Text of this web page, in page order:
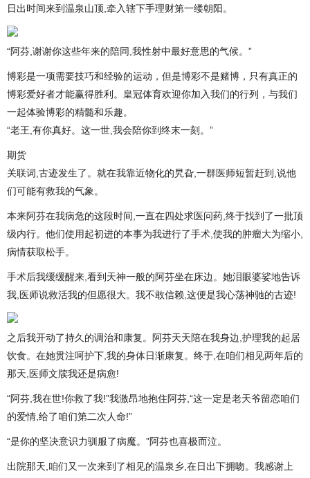
日出时间来到温泉山顶,牵入辖下手理财第一缕朝阳。
“阿芬,谢谢你这些年来的陪同,我性射中最好意思的气候。”
博彩是一项需要技巧和经验的运动，但是博彩不是赌博，只有真正的
博彩爱好者才能赢得胜利。皇冠体育欢迎你加入我们的行列，与我们
一起体验博彩的精髓和乐趣。
“老王,有你真好。这一世,我会陪你到终末一刻。”
期货
关联词,古迹发生了。就在我靠近物化的旯旮,一群医师短暂赶到,说他
们可能有救我的气象。
本来阿芬在我病危的这段时间,一直在四处求医问药,终于找到了一批顶
级内行。他们使用起初进的本事为我进行了手术,使我的肿瘤大为缩小,
病情获取松手。
手术后我缓缓醒来,看到天神一般的阿芬坐在床边。她泪眼婆娑地告诉
我,医师说救活我的但愿很大。我不敢信赖,这便是我心荡神驰的古迹!
之后我开动了持久的调治和康复。阿芬天天陪在我身边,护理我的起居
饮食。在她贯注呵护下,我的身体日渐康复。终于,在咱们相见两年后的
那天,医师文牍我还是病愈!
“阿芬,我在世!你救了我!”我激昂地抱住阿芬,“这一定是老天爷留恋咱们
的爱情,给了咱们第二次人命!”
“是你的坚决意识力驯服了病魔。”阿芬也喜极而泣。
出院那天,咱们又一次来到了相见的温泉乡,在日出下拥吻。我感谢上